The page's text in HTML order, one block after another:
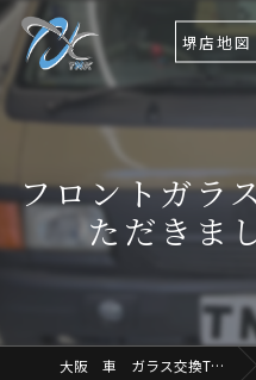
堺店地図
フロントガラ
ただきま
大阪 車 ガラス交換TNK Ultimate Osaka.Lab